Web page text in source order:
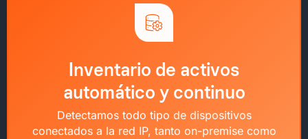
Inventario de activos
automático y continuo
Detectamos todo tipo de dispositivos
conectados a la red IP, tanto on-premise como